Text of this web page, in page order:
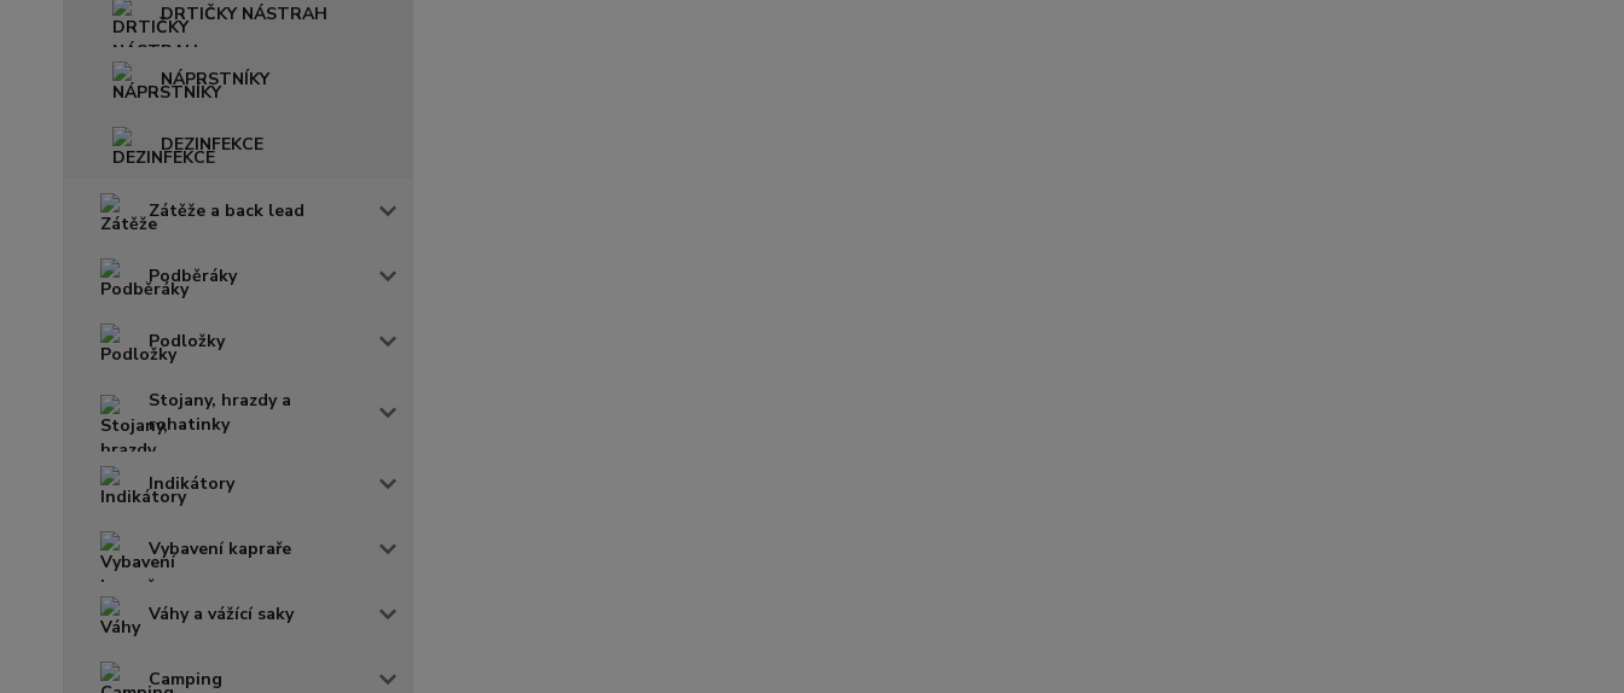
DRTIČKY NÁSTRAH
NÁPRSTNÍKY
DEZINFEKCE
Zátěže a back lead
Podběráky
Podložky
Stojany, hrazdy a
rohatinky
Indikátory
Vybavení kapraře
Váhy a vážící saky
Camping